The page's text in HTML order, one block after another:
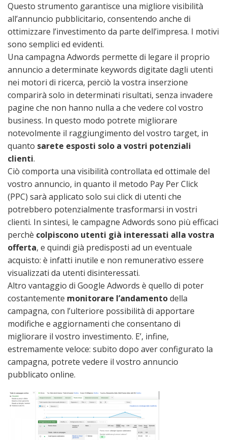
Questo strumento garantisce una migliore visibilità
all’annuncio pubblicitario, consentendo anche di
ottimizzare l’investimento da parte dell’impresa. I motivi
sono semplici ed evidenti.
Una campagna Adwords permette di legare il proprio
annuncio a determinate keywords digitate dagli utenti
nei motori di ricerca, perciò la vostra inserzione
comparirà solo in determinati risultati, senza invadere
pagine che non hanno nulla a che vedere col vostro
business. In questo modo potrete migliorare
notevolmente il raggiungimento del vostro target, in
quanto sarete esposti solo a vostri potenziali
clienti.
Ciò comporta una visibilità controllata ed ottimale del
vostro annuncio, in quanto il metodo Pay Per Click
(PPC) sarà applicato solo sui click di utenti che
potrebbero potenzialmente trasformarsi in vostri
clienti. In sintesi, le campagne Adwords sono più efficaci
perchè colpiscono utenti già interessati alla vostra
offerta, e quindi già predisposti ad un eventuale
acquisto: è infatti inutile e non remunerativo essere
visualizzati da utenti disinteressati.
Altro vantaggio di Google Adwords è quello di poter
costantemente monitorare l’andamentodella
campagna, con l’ulteriore possibilità di apportare
modifiche e aggiornamenti che consentano di
migliorare il vostro investimento. E’, infine,
estremamente veloce: subito dopo aver configurato la
campagna, potrete vedere il vostro annuncio
pubblicato online.